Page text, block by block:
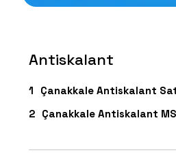
Antiskalant
Çanakkale Antiskalant
Çanakkale Antiskalant